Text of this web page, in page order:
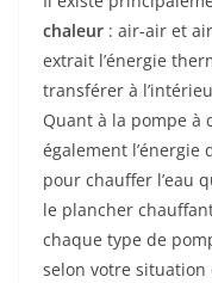
chaleur : air-air et
extrait l’énergie
transférer à
Quant à la pompe à
également l’énergie
pour chauffer l’eau
le plancher
chaque type de
selon votre situation